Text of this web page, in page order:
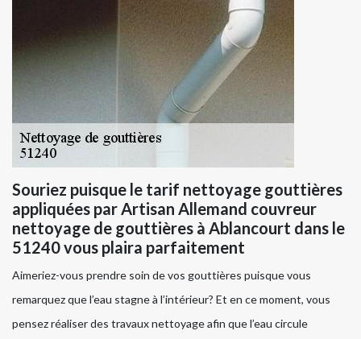
Souriez puisque le tarif nettoyage gouttières
appliquées par Artisan Allemand couvreur
nettoyage de gouttières à Ablancourt dans le
51240 vous plaira parfaitement
Aimeriez-vous prendre soin de vos gouttières puisque vous
remarquez que l’eau stagne à l’intérieur? Et en ce moment, vous
pensez réaliser des travaux nettoyage afin que l’eau circule